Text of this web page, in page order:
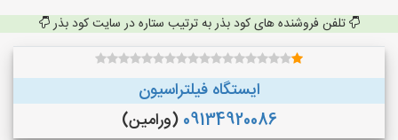
تلفن فروشنده های کود بذر به ترتیب ستاره در سایت کود بذر
ایستگاه فیلتراسیون
09134920086 (ورامین)